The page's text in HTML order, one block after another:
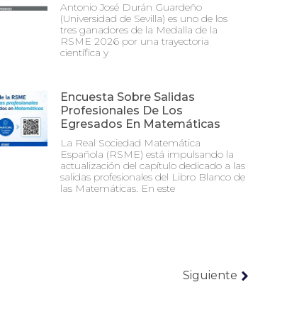
Antonio José Durán Guardeño
(Universidad de Sevilla) es uno de los
tres ganadores de la Medalla de la
RSME 2026 por una trayectoria
científica y
Encuesta Sobre Salidas
Profesionales De Los
Egresados En Matemáticas
La Real Sociedad Matemática
Española (RSME) está impulsando la
actualización del capítulo dedicado a las
salidas profesionales del Libro Blanco de
las Matemáticas. En este
Siguiente